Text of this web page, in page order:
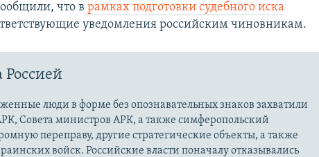
что в рамках подготовки судебного иска
уведомления российским чиновникам.
люди в форме без опознавательных знаков захватили
Совета министров АРК, а также симферопольский
переправу, другие стратегические объекты, а также
войск. Российские власти поначалу отказывались